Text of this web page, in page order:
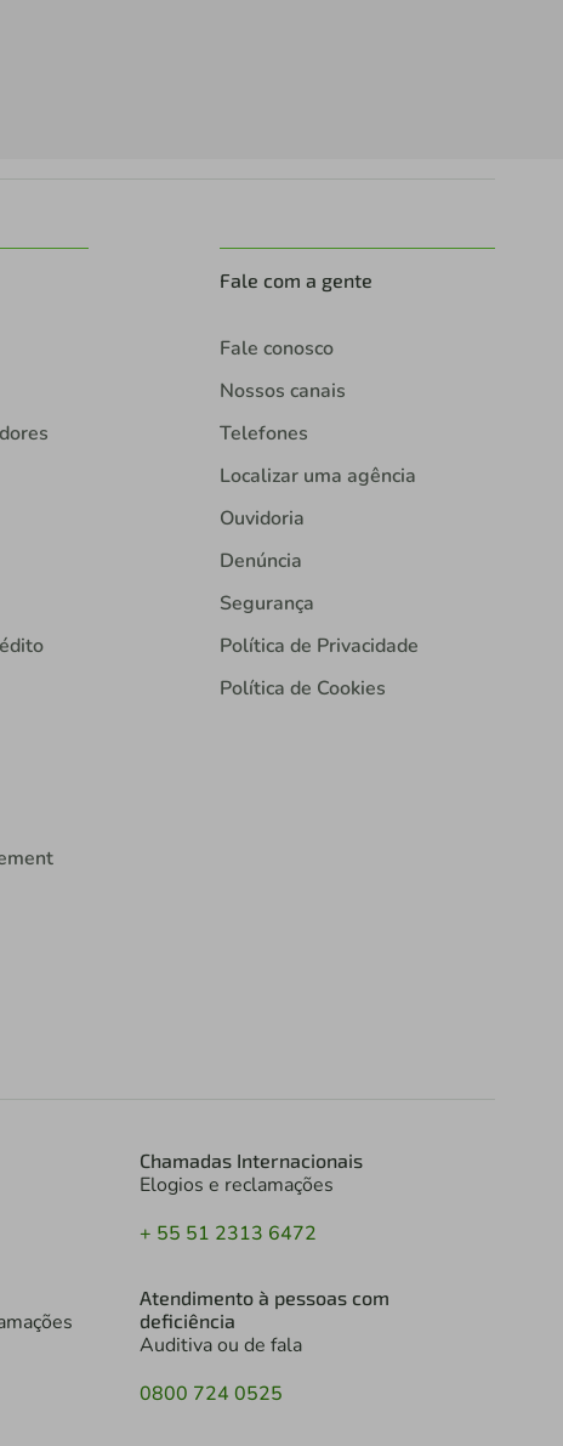
Fale com a gente
Fale conosco
Nossos canais
Telefones
Localizar uma agência
Ouvidoria
Denúncia
Segurança
Política de Privacidade
Política de Cookies
Chamadas Internacionais
Elogios e reclamações
+ 55 51 2313 6472
Atendimento à pessoas com
deficiência
Auditiva ou de fala
0800 724 0525